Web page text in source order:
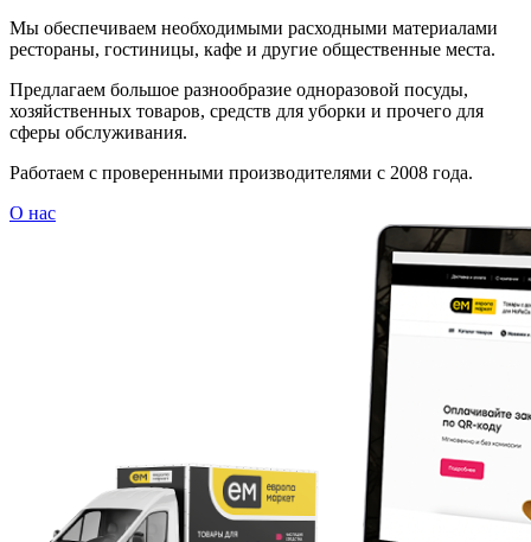
Мы обеспечиваем необходимыми расходными материалами
рестораны, гостиницы, кафе и другие общественные места.
Предлагаем большое разнообразие одноразовой посуды,
хозяйственных товаров, средств для уборки и прочего для
сферы обслуживания.
Работаем с проверенными производителями с 2008 года.
О нас